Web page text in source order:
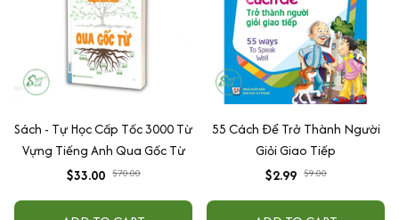
Sách - Tự Học Cấp Tốc 3000 Từ
Vựng Tiếng Anh Qua Gốc Từ
$33.00 $70.00
55 Cách Để Trở Thành Người
Giỏi Giao Tiếp
$2.99 $9.00